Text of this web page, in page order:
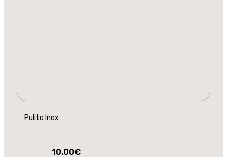
Pulito Inox
10.00€